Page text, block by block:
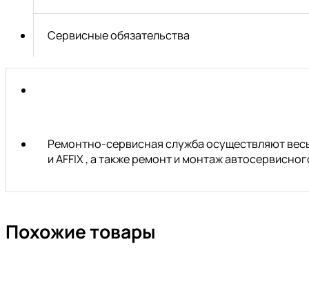
длина
Сервисные обязательства
Ремонтно-сервисная служба осуществляют
и AFFIX , а также ремонт и монтаж
Похожие товары